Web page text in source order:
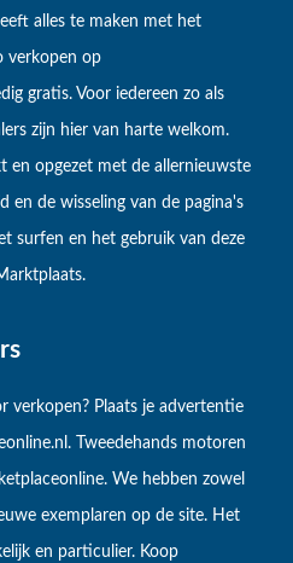
alles te maken met het
verkopen op
gratis. Voor iedereen zo als
zijn hier van harte welkom.
en opgezet met de allernieuwste
en de wisseling van de pagina's
surfen en het gebruik van deze
verkopen? Plaats je advertentie
Tweedehands motoren
We hebben zowel
exemplaren op de site. Het
en particulier. Koop